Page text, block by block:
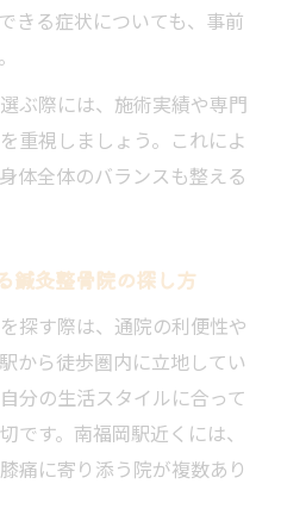
きる症状についても、事前
ぶ際には、施術実績や専門
重視しましょう。これによ
体全体のバランスも整える
鍼灸整骨院の探し方
探す際は、通院の利便性や
から徒歩圏内に立地してい
分の生活スタイルに合って
です。南福岡駅近くには、
痛に寄り添う院が複数あり